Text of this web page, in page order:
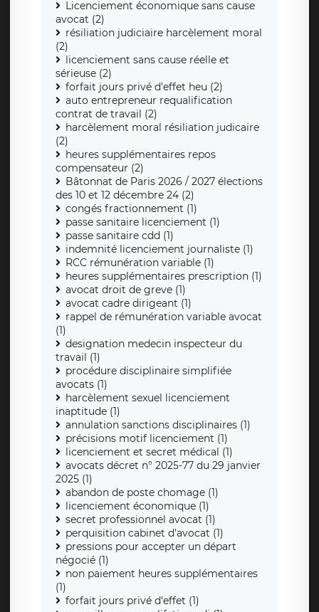
Licenciement économique sans cause
avocat (2)
résiliation judiciaire harcèlement moral
(2)
licenciement sans cause réelle et
sérieuse (2)
forfait jours privé d'effet heu (2)
auto entrepreneur requalification
contrat de travail (2)
harcèlement moral résiliation judicaire
(2)
heures supplémentaires repos
compensateur (2)
Bâtonnat de Paris 2026 / 2027 élections
des 10 et 12 décembre 24 (2)
congés fractionnement (1)
passe sanitaire licenciement (1)
passe sanitaire cdd (1)
indemnité licenciement journaliste (1)
RCC rémunération variable (1)
heures supplémentaires prescription (1)
avocat droit de greve (1)
avocat cadre dirigeant (1)
rappel de rémunération variable avocat
(1)
designation medecin inspecteur du
travail (1)
procédure disciplinaire simplifiée
avocats (1)
harcèlement sexuel licenciement
inaptitude (1)
annulation sanctions disciplinaires (1)
précisions motif licenciement (1)
licenciement et secret médical (1)
avocats décret n° 2025-77 du 29 janvier
2025 (1)
abandon de poste chomage (1)
licenciement économique (1)
secret professionnel avocat (1)
perquisition cabinet d'avocat (1)
pressions pour accepter un départ
négocié (1)
non paiement heures supplémentaires
(1)
forfait jours privé d'effet (1)